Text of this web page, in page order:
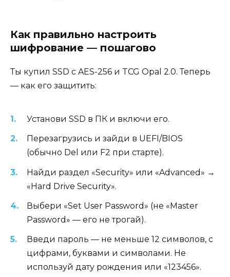
Как правильно настроить
шифрование — пошагово
Ты купил SSD с AES-256 и TCG Opal 2.0. Теперь
— как его защитить:
Установи SSD в ПК и включи его.
Перезагрузись и зайди в UEFI/BIOS
(обычно Del или F2 при старте).
Найди раздел «Security» или «Advanced» →
«Hard Drive Security».
Выбери «Set User Password» (не «Master
Password» — его не трогай).
Введи пароль — не меньше 12 символов, с
цифрами, буквами и символами. Не
используй дату рождения или «123456».